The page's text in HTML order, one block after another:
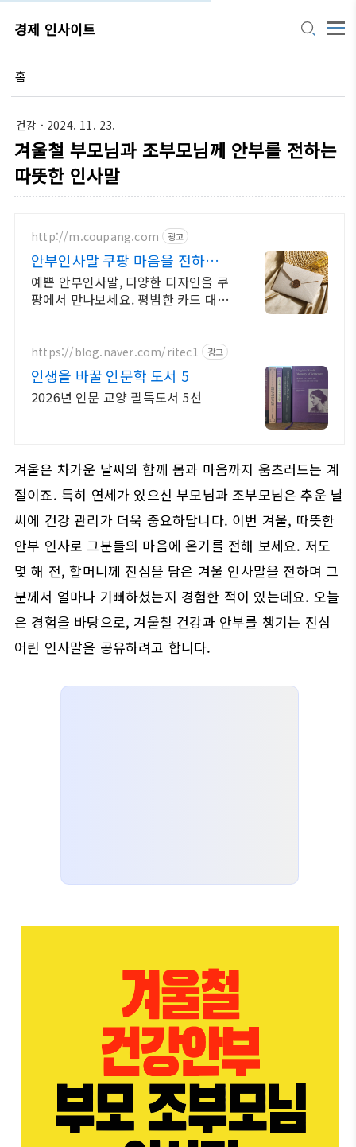
경제 인사이트
홈
건강 · 2024. 11. 23.
겨울철 부모님과 조부모님께 안부를 전하는
따뜻한 인사말
http://m.coupang.com 광고
안부인사말 쿠팡 마음을 전하는
감성 디자인
예쁜 안부인사말, 다양한 디자인을 쿠
팡에서 만나보세요. 평범한 카드 대신
https://blog.naver.com/ritec1 광고
인생을 바꿀 인문학 도서 5
2026년 인문 교양 필독도서 5선
겨울은 차가운 날씨와 함께 몸과 마음까지 움츠러드는 계
절이죠. 특히 연세가 있으신 부모님과 조부모님은 추운 날
씨에 건강 관리가 더욱 중요하답니다. 이번 겨울, 따뜻한
안부 인사로 그분들의 마음에 온기를 전해 보세요. 저도
몇 해 전, 할머니께 진심을 담은 겨울 인사말을 전하며 그
분께서 얼마나 기뻐하셨는지 경험한 적이 있는데요. 오늘
은 경험을 바탕으로, 겨울철 건강과 안부를 챙기는 진심
어린 인사말을 공유하려고 합니다.